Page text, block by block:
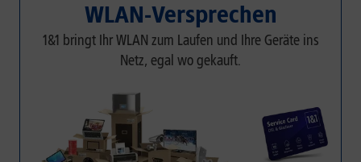
WLAN-Versprechen
1&1 bringt Ihr WLAN zum Laufen und Ihre Geräte ins
Netz, egal wo gekauft.